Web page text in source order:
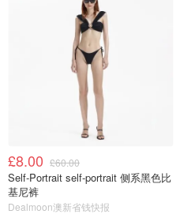
£8.00 £60.00
Self-Portrait self-portrait 侧系黑色比
基尼裤
Dealmoon澳新省钱快报